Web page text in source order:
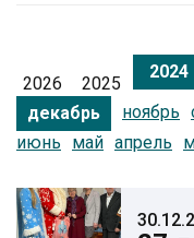
2026 2025
2024
декабрь
ноябрь
июнь
май апрель